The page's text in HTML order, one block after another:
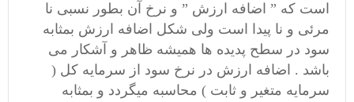
است که ” اضافه ارزش ” و نرخ آن بطور نسبی نا
مرئی و نا پیدا است ولی شکل اضافه ارزش بمثابه
سود در سطح پدیده ها همیشه ظاهر و آشکار می
باشد . اضافه ارزش در نرخ سود از سرمایه کل (
سرمایه متغیر و ثابت ) محاسبه میگردد و بمثابه